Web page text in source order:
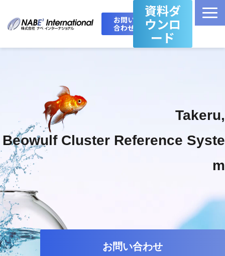
お問い
合わせ
資料ダ
ウンロ
ード
製品・サービス一覧
Takeru Boost 技術情報ブログ
会社概要
お問い合わせ
Takeru,
Beowulf Cluster Reference Syste
m
お問い合わせ